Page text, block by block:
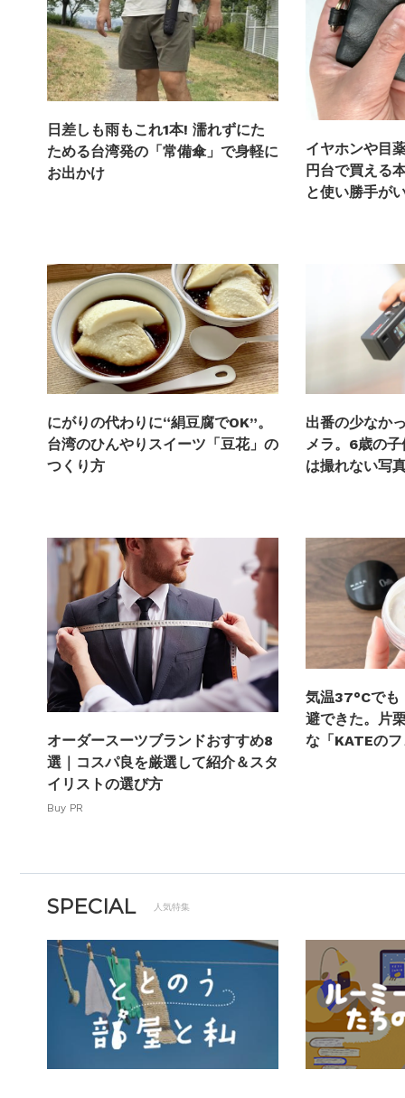
日差しも雨もこれ1本! 濡れずにた
ためる台湾発の「常備傘」で身軽に
お出かけ
イヤホンや目
円台で買える
と使い勝手が
にがりの代わりに“絹豆腐でOK”。
台湾のひんやりスイーツ「豆花」の
つくり方
出番の少なか
メラ。6歳の
は撮れない写
オーダースーツブランドおすすめ8
選｜コスパ良を厳選して紹介＆スタ
イリストの選び方
Buy PR
気温37°Cでも
避できた。片
な「KATEの
SPECIAL 人気特集